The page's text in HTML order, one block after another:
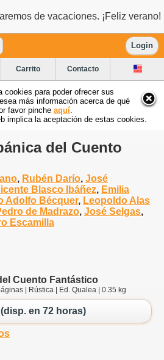
de vacaciones. ¡Feliz verano!
Login
Carrito Contacto
cookies para poder ofrecer sus
más información acerca de qué
favor pinche aquí
implica la aceptación de estas cookies.
del Cuento
, Rubén Darío, José
Blasco Ibáñez, Emilia
Adolfo Bécquer, Leopoldo Alas
de Madrazo, José Selgas,
Escamilla
Cuento Fantástico
| Rústica | Ed. Qualea | 0.35 kg
en 72 horas)